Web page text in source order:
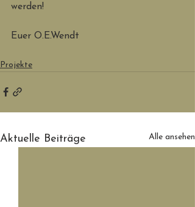
werden!
Euer O.E.Wendt
Projekte
Aktuelle Beiträge Alle ansehen